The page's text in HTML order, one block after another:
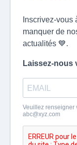
Inscrivez-vous
manquer de
actualités 💙.
Laissez-nous
Veuillez renseigner
abc@xyz.com